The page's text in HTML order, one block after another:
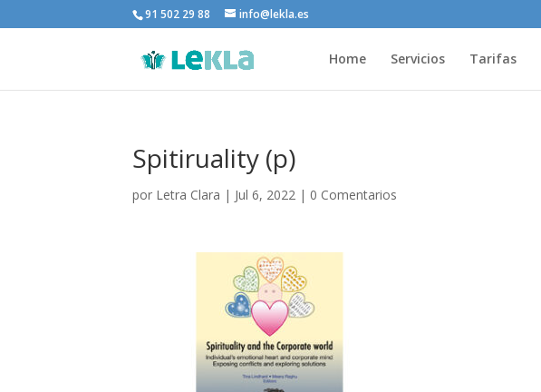
91 502 29 88 info@lekla.es
Home Servicios Tarifas
Spitiruality (p)
por Letra Clara | Jul 6, 2022| 0 Comentarios